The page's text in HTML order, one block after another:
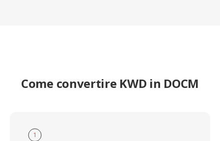
Come convertire KWD in DOCM
1